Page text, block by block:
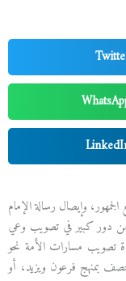
وإيصال رسالة الإمام
من دور كبير في تصويب وعي
تصويب مسارات الأمة نحو
بمنهج فرعون ويزيد، أو